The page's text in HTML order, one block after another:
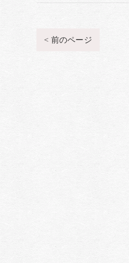
< 前のページ